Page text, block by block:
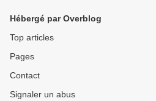
Hébergé par Overblog
Top articles
Pages
Contact
Signaler un abus